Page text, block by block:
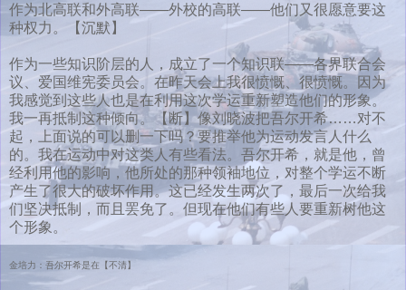
作为北高联和外高联——外校的高联——他们又很愿意要这
种权力。【沉默】
作为一些知识阶层的人，成立了一个知识联——各界联合会
议、爱国维宪委员会。在昨天会上我很愤慨、很愤慨。因为
我感觉到这些人也是在利用这次学运重新塑造他们的形象。
我一再抵制这种倾向。【断】像刘晓波把吾尔开希……对不
起，上面说的可以删一下吗？要推举他为运动发言人什么
的。我在运动中对这类人有些看法。吾尔开希，就是他，曾
经利用他的影响，他所处的那种领袖地位，对整个学运不断
产生了很大的破坏作用。这已经发生两次了，最后一次给我
们坚决抵制，而且罢免了。但现在他们有些人要重新树他这
个形象。
金培力：吾尔开希是在【不清】